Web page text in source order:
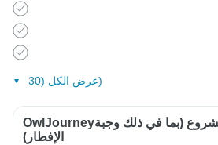
عرض الكل (30)
OwlJourneyالمشروع (بما في ذلك وجبة
الإفطار)